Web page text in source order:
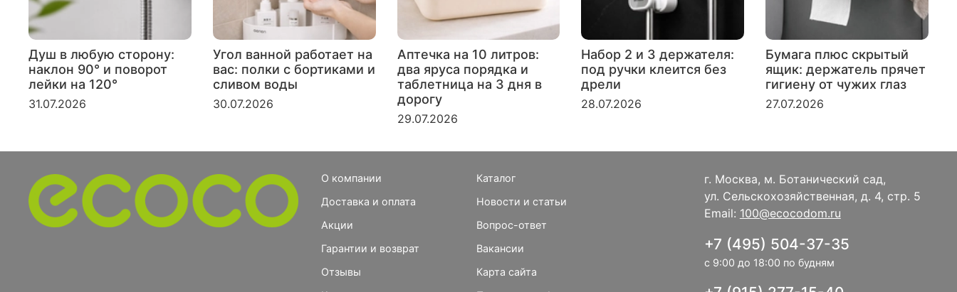
Душ в любую сторону:
наклон 90° и поворот
лейки на 120°
31.07.2026
Угол ванной работает на
вас: полки с бортиками и
сливом воды
30.07.2026
Аптечка на 10 литров:
два яруса порядка и
таблетница на 3 дня в
дорогу
29.07.2026
Набор 2 и 3 держателя:
под ручки клеится без
дрели
28.07.2026
Бумага плюс скрытый
ящик: держатель прячет
гигиену от чужих глаз
27.07.2026
г. Москва, м. Ботанический сад,
ул. Сельскохозяйственная, д. 4, стр. 5
Email: 100@ecocodom.ru
+7 (495) 504-37-35
с 9:00 до 18:00 по будням
О компании
Доставка и оплата
Акции
Гарантии и возврат
Отзывы
Каталог
Новости и статьи
Вопрос-ответ
Вакансии
Карта сайта